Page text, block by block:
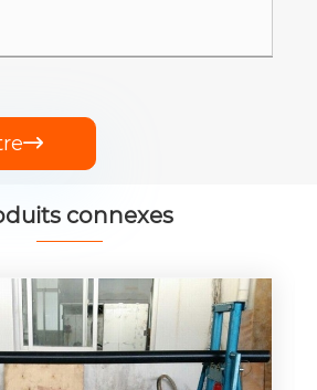

connexes